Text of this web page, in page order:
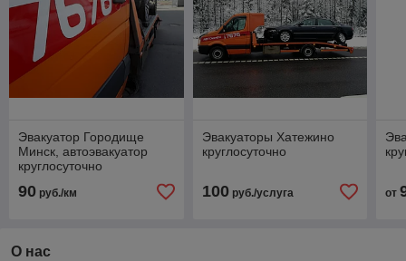
Эвакуатор Городище
Минск, автоэвакуатор
круглосуточно
90 руб./км
Эвакуаторы Хатежино
круглосуточно
100руб./услуга от
О нас